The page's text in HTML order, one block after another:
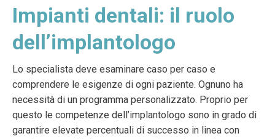
Impianti dentali: il ruolo
dell’implantologo
Lo specialista deve esaminare caso per caso e
comprendere le esigenze di ogni paziente. Ognuno ha
necessità di un programma personalizzato. Proprio per
questo le competenze dell’implantologo sono in grado di
garantire elevate percentuali di successo in linea con